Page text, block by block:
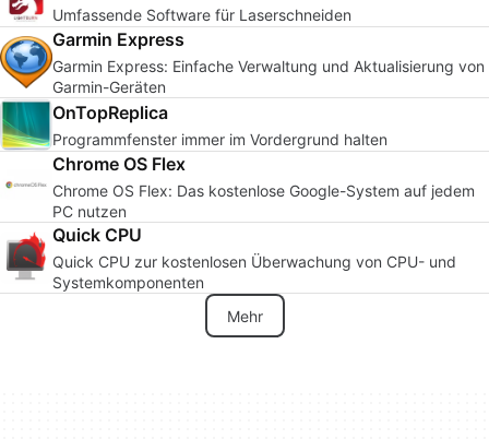
Umfassende Software für Laserschneiden
Garmin Express
Garmin Express: Einfache Verwaltung und Aktualisierung von
Garmin-Geräten
OnTopReplica
Programmfenster immer im Vordergrund halten
Chrome OS Flex
Chrome OS Flex: Das kostenlose Google-System auf jedem
PC nutzen
Quick CPU
Quick CPU zur kostenlosen Überwachung von CPU- und
Systemkomponenten
Mehr